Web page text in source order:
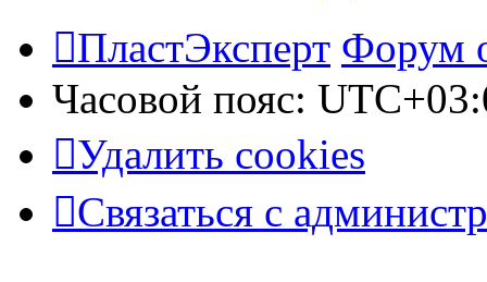
ПластЭксперт Форум
Часовой пояс:
Удалить cookies
Связаться с